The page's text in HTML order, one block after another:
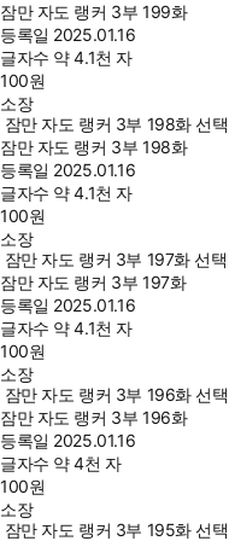
잠만 자도 랭커 3부 199화
등록일 2025.01.16
글자수 약 4.1천 자
100원
소장
잠만 자도 랭커 3부 198화 선택
잠만 자도 랭커 3부 198화
등록일 2025.01.16
글자수 약 4.1천 자
100원
소장
잠만 자도 랭커 3부 197화 선택
잠만 자도 랭커 3부 197화
등록일 2025.01.16
글자수 약 4.1천 자
100원
소장
잠만 자도 랭커 3부 196화 선택
잠만 자도 랭커 3부 196화
등록일 2025.01.16
글자수 약 4천 자
100원
소장
잠만 자도 랭커 3부 195화 선택